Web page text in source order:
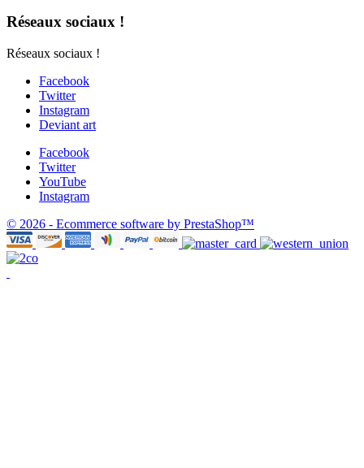
Réseaux sociaux !
Réseaux sociaux !
Facebook
Twitter
Instagram
Deviant art
Facebook
Twitter
YouTube
Instagram
© 2026 - Ecommerce software by PrestaShop™